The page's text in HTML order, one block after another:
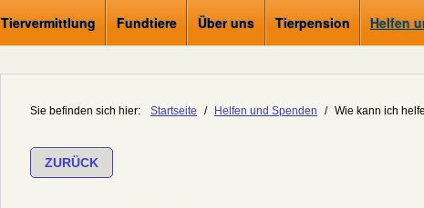
Tiervermittlung Fundtiere Über uns Tierpension Helfen
Sie befinden sich hier: Startseite / Helfen und Spenden / Wie kann ich
ZURÜCK